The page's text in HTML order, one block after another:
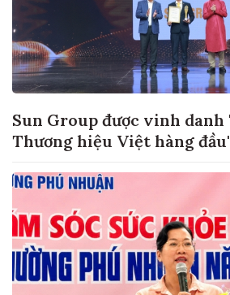
Sun Group được vinh danh
Thương hiệu Việt hàng